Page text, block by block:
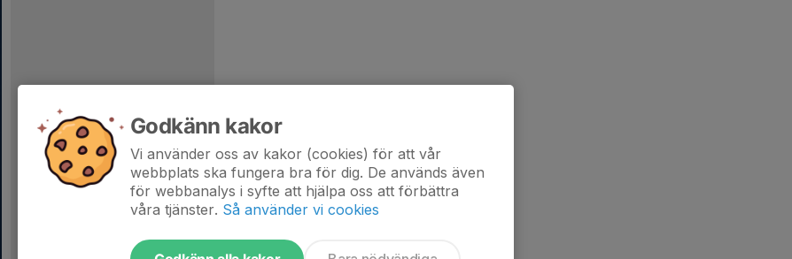
Godkänn kakor
Vi använder oss av kakor (cookies) för att vår
webbplats ska fungera bra för dig. De används även
för webbanalys i syfte att hjälpa oss att förbättra
våra tjänster. Så använder vi cookies